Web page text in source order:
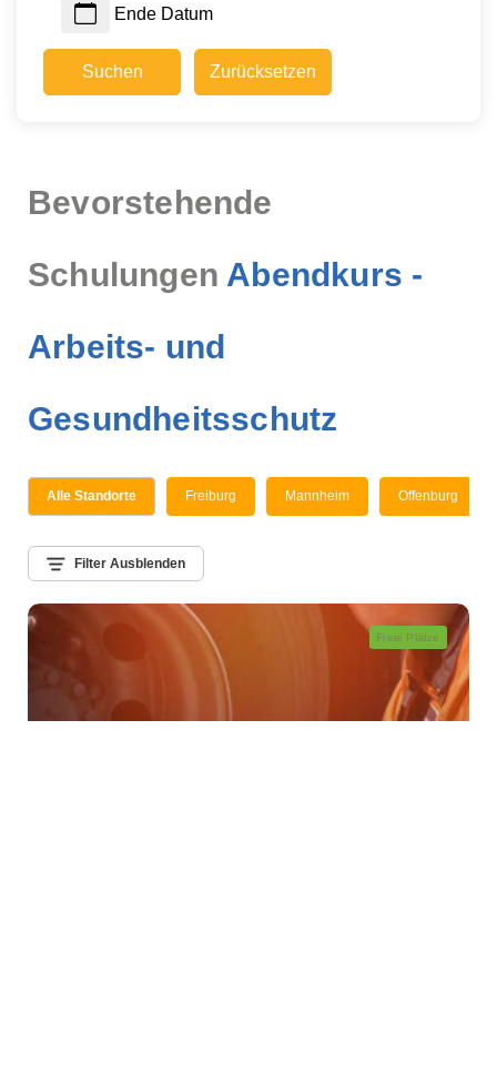
Ende Datum
Suchen Zurücksetzen
Bevorstehende
Schulungen Abendkurs -
Arbeits- und
Gesundheitsschutz
Alle Standorte Freiburg Mannheim Offenburg
Filter Ausblenden
Freie Plätze